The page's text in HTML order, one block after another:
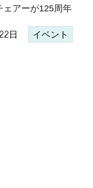
ェアーが125周年
日 イベント